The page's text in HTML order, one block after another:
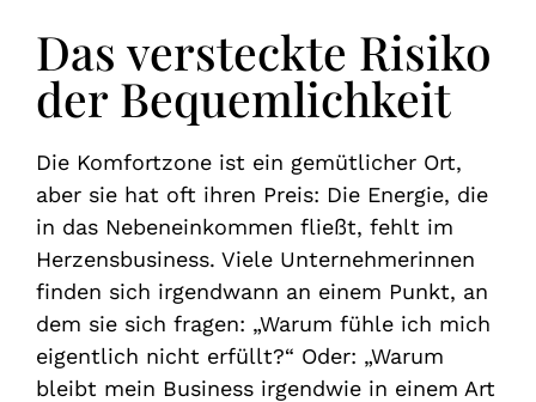
Das versteckte Risiko
der Bequemlichkeit
Die Komfortzone ist ein gemütlicher Ort,
aber sie hat oft ihren Preis: Die Energie, die
in das Nebeneinkommen fließt, fehlt im
Herzensbusiness. Viele Unternehmerinnen
finden sich irgendwann an einem Punkt, an
dem sie sich fragen: „Warum fühle ich mich
eigentlich nicht erfüllt?“ Oder: „Warum
bleibt mein Business irgendwie in einem Art